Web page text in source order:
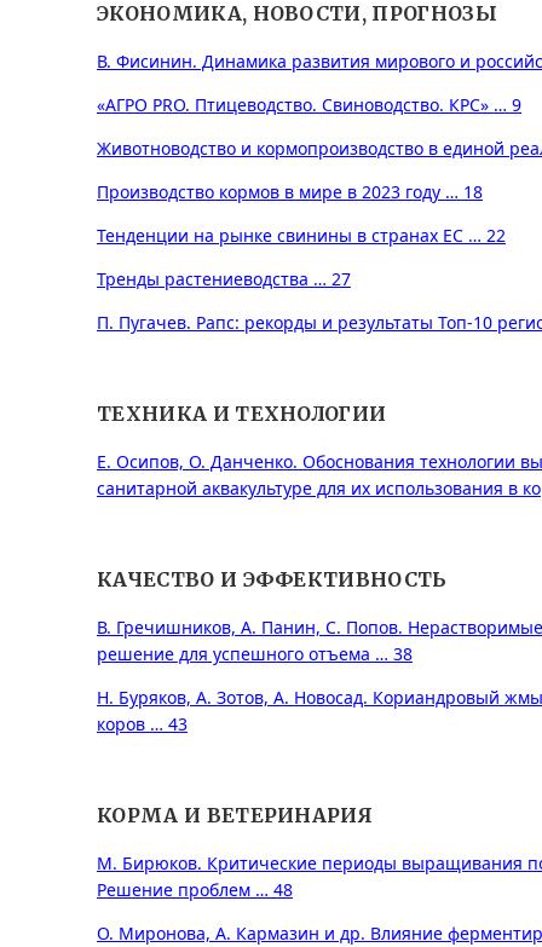
ЭКОНОМИКА, НОВОСТИ, ПРОГНОЗЫ
В. Фисинин. Динамика развития мирового и
«АГРО PRO. Птицеводство. Свиноводство. КРС» … 9
Животноводство и кормопроизводство в единой
Производство кормов в мире в 2023 году … 18
Тенденции на рынке свинины в странах ЕС … 22
Тренды растениеводства … 27
П. Пугачев. Рапс: рекорды и результаты Топ-10
ТЕХНИКА И ТЕХНОЛОГИИ
Е. Осипов, О. Данченко. Обоснования технологии
санитарной аквакультуре для их использования в
КАЧЕСТВО И ЭФФЕКТИВНОСТЬ
В. Гречишников, А. Панин, С. Попов.
решение для успешного отъема … 38
Н. Буряков, А. Зотов, А. Новосад. Кориандровый
коров … 43
КОРМА И ВЕТЕРИНАРИЯ
М. Бирюков. Критические периоды выращивания
Решение проблем … 48
О. Миронова, А. Кармазин и др. Влияние